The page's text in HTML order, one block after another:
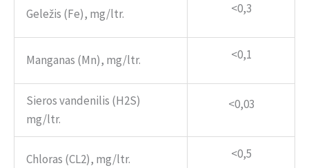
Geležis (Fe), mg/ltr. <0,3
Manganas (Mn), mg/ltr. <0,1
Sieros vandenilis (H2S)
mg/ltr.
<0,03
Chloras (CL2), mg/ltr. <0,5